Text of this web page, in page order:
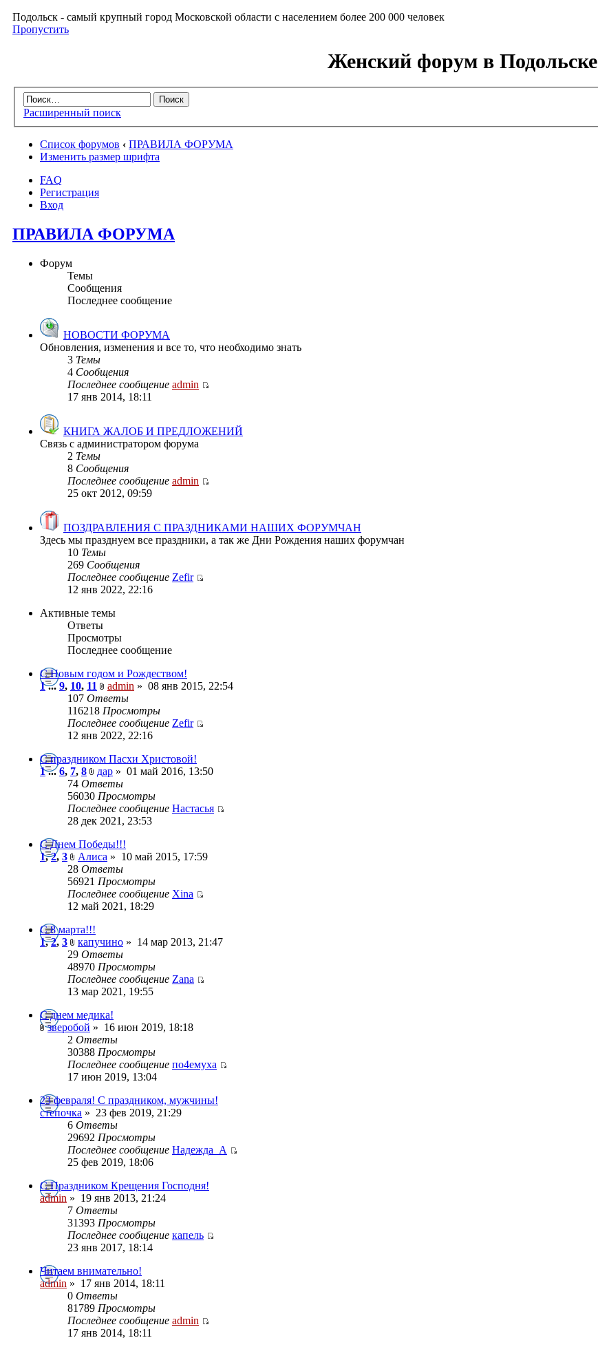
Подольск - самый крупный город Московской области с населением более 200 000 человек
Пропустить
Женский форум в Подольске
Расширенный поиск
Список форумов ‹ ПРАВИЛА ФОРУМА
Изменить размер шрифта
FAQ
Регистрация
Вход
ПРАВИЛА ФОРУМА
Форум
Темы
Сообщения
Последнее сообщение
НОВОСТИ ФОРУМА
Обновления, изменения и все то, что необходимо знать
3 Темы
4 Сообщения
Последнее сообщение admin
17 янв 2014, 18:11
КНИГА ЖАЛОБ И ПРЕДЛОЖЕНИЙ
Связь с администратором форума
2 Темы
8 Сообщения
Последнее сообщение admin
25 окт 2012, 09:59
ПОЗДРАВЛЕНИЯ С ПРАЗДНИКАМИ НАШИХ ФОРУМЧАН
Здесь мы празднуем все праздники, а так же Дни Рождения наших форумчан
10 Темы
269 Сообщения
Последнее сообщение Zefir
12 янв 2022, 22:16
Активные темы
Ответы
Просмотры
Последнее сообщение
С Новым годом и Рождеством!
1...9, 10, 11 admin » 08 янв 2015, 22:54
107 Ответы
116218 Просмотры
Последнее сообщение Zefir
12 янв 2022, 22:16
С праздником Пасхи Христовой!
1...6, 7, 8 дар » 01 май 2016, 13:50
74 Ответы
56030 Просмотры
Последнее сообщение Настасья
28 дек 2021, 23:53
С Днем Победы!!!
1,2, 3 Алиса » 10 май 2015, 17:59
28 Ответы
56921 Просмотры
Последнее сообщение Xina
12 май 2021, 18:29
С 8 марта!!!
1,2, 3 капучино » 14 мар 2013, 21:47
29 Ответы
48970 Просмотры
Последнее сообщение Zana
13 мар 2021, 19:55
С днем медика!
зверобой » 16 июн 2019, 18:18
2 Ответы
30388 Просмотры
Последнее сообщение по4емуха
17 июн 2019, 13:04
23 февраля! С праздником, мужчины!
степочка » 23 фев 2019, 21:29
6 Ответы
29692 Просмотры
Последнее сообщение Надежда_А
25 фев 2019, 18:06
С Праздником Крещения Господня!
admin » 19 янв 2013, 21:24
7 Ответы
31393 Просмотры
Последнее сообщение капель
23 янв 2017, 18:14
Читаем внимательно!
admin » 17 янв 2014, 18:11
0 Ответы
81789 Просмотры
Последнее сообщение admin
17 янв 2014, 18:11